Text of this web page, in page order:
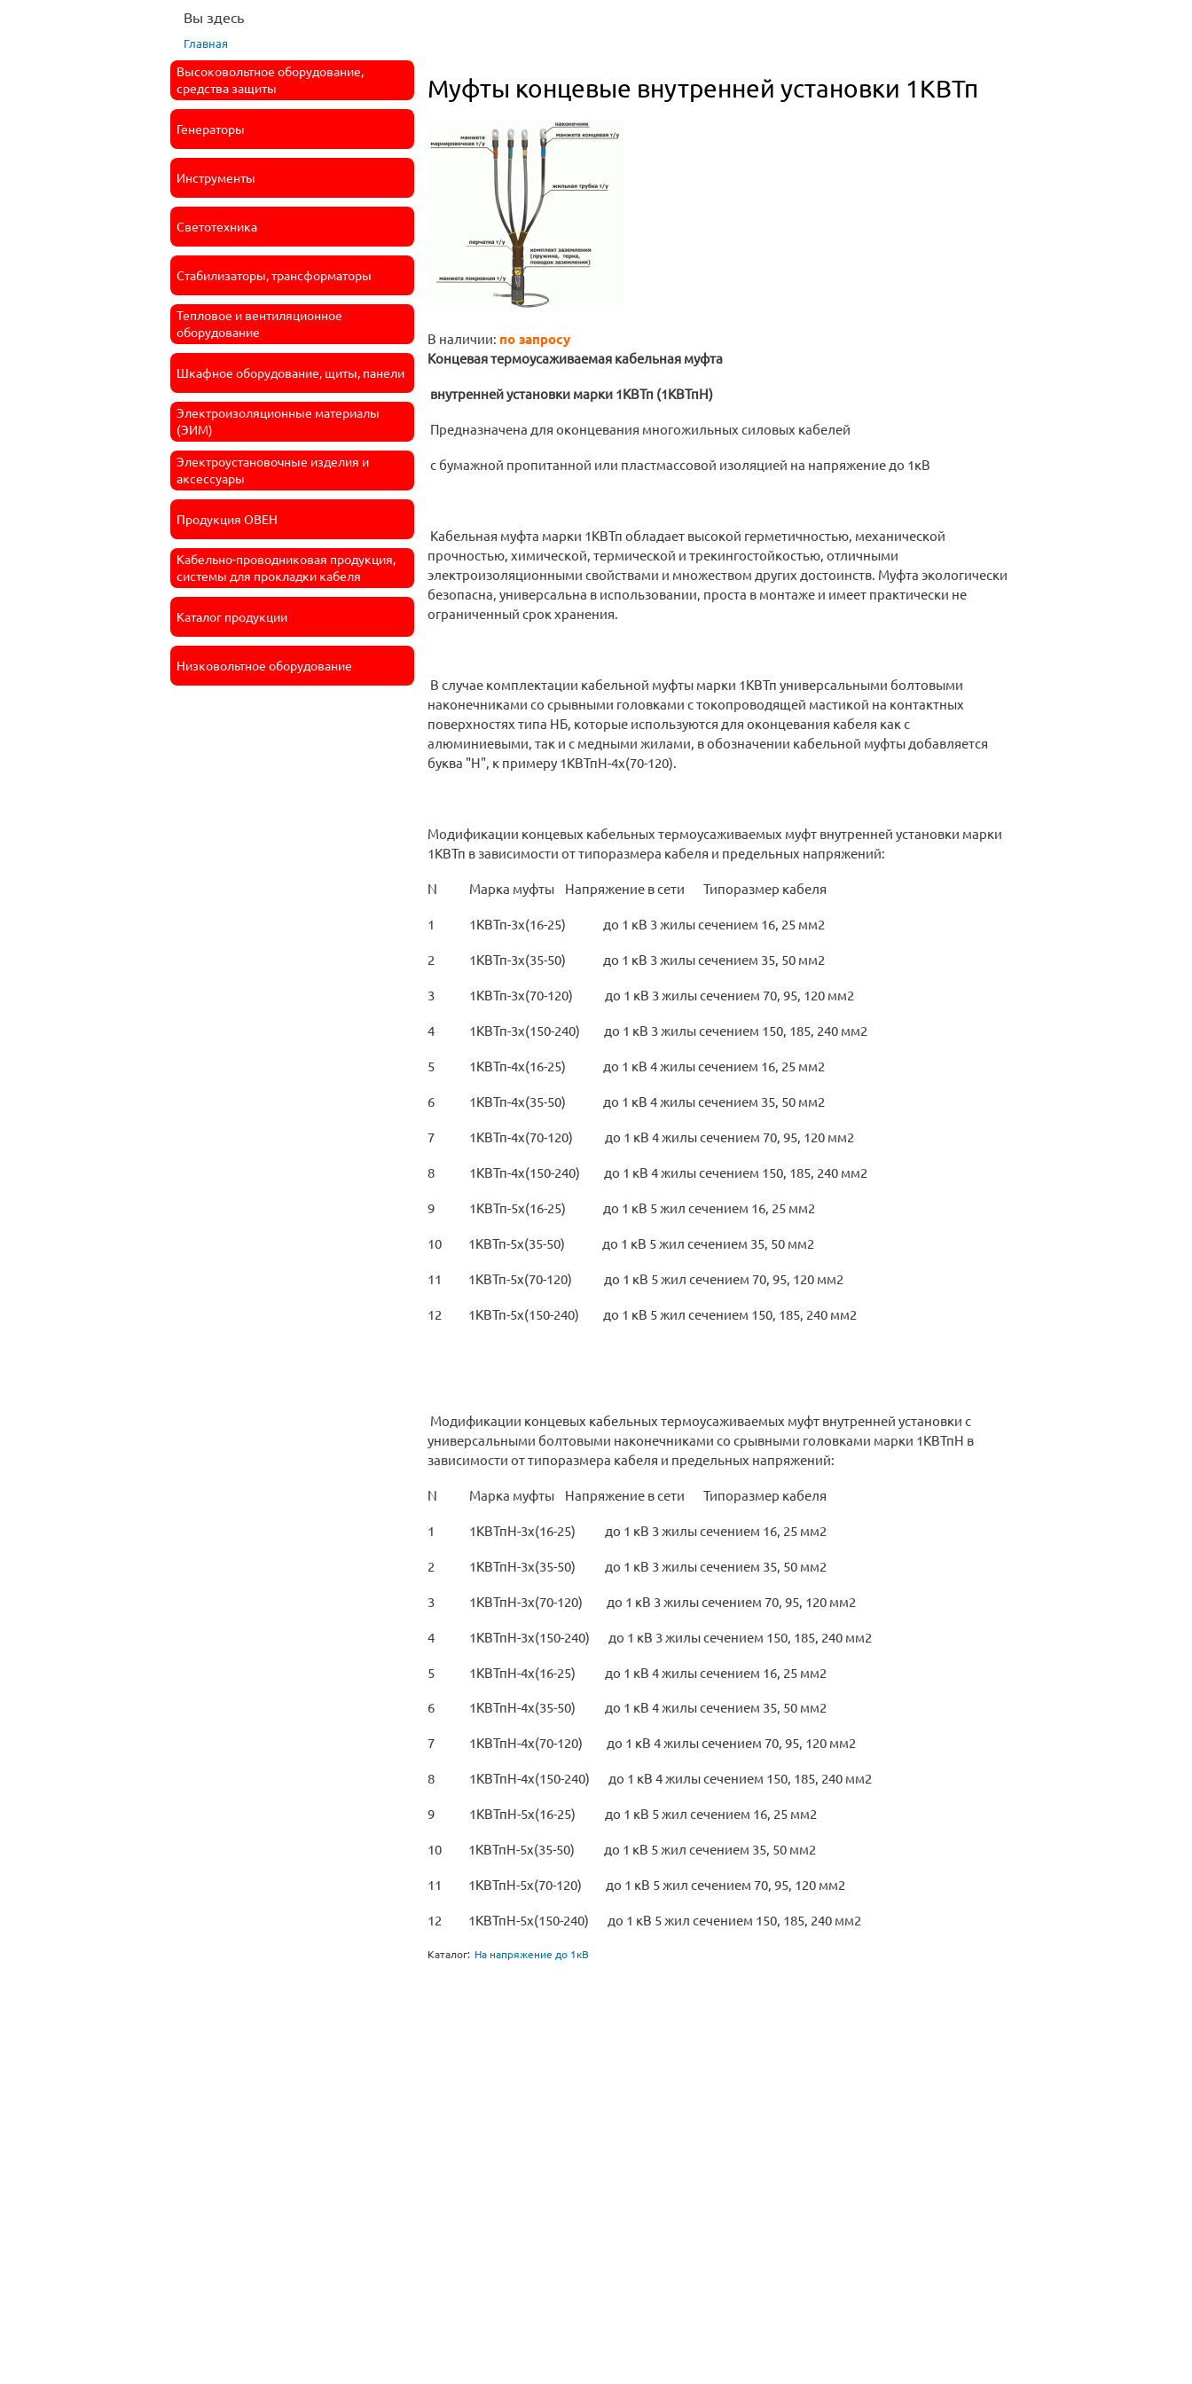
Вы здесь
Главная
Высоковольтное оборудование,
средства защиты
Генераторы
Инструменты
Светотехника
Стабилизаторы, трансформаторы
Тепловое и вентиляционное
оборудование
Шкафное оборудование, щиты, панели
Электроизоляционные материалы
(ЭИМ)
Электроустановочные изделия и
аксессуары
Продукция ОВЕН
Кабельно-проводниковая продукция,
системы для прокладки кабеля
Каталог продукции
Низковольтное оборудование
Муфты концевые внутренней установки 1КВТп
В наличии: по запросу
Концевая термоусаживаемая кабельная муфта
внутренней установки марки 1КВТп (1КВТпН)
Предназначена для оконцевания многожильных силовых кабелей
с бумажной пропитанной или пластмассовой изоляцией на напряжение до 1кВ
Кабельная муфта марки 1КВТп обладает высокой герметичностью, механической
прочностью, химической, термической и трекингостойкостью, отличными
электроизоляционными свойствами и множеством других достоинств. Муфта экологически
безопасна, универсальна в использовании, проста в монтаже и имеет практически не
ограниченный срок хранения.
В случае комплектации кабельной муфты марки 1КВТп универсальными болтовыми
наконечниками со срывными головками с токопроводящей мастикой на контактных
поверхностях типа НБ, которые используются для оконцевания кабеля как с
алюминиевыми, так и с медными жилами, в обозначении кабельной муфты добавляется
буква "Н", к примеру 1КВТпН-4х(70-120).
Модификации концевых кабельных термоусаживаемых муфт внутренней установки марки
1КВТп в зависимости от типоразмера кабеля и предельных напряжений:
N Марка муфты Напряжение в сети Типоразмер кабеля
1 1КВТп-3х(16-25) до 1 кВ 3 жилы сечением 16, 25 мм2
2 1КВТп-3х(35-50) до 1 кВ 3 жилы сечением 35, 50 мм2
3 1КВТп-3х(70-120) до 1 кВ 3 жилы сечением 70, 95, 120 мм2
4 1КВТп-3х(150-240) до 1 кВ 3 жилы сечением 150, 185, 240 мм2
5 1КВТп-4х(16-25) до 1 кВ 4 жилы сечением 16, 25 мм2
6 1КВТп-4х(35-50) до 1 кВ 4 жилы сечением 35, 50 мм2
7 1КВТп-4х(70-120) до 1 кВ 4 жилы сечением 70, 95, 120 мм2
8 1КВТп-4х(150-240) до 1 кВ 4 жилы сечением 150, 185, 240 мм2
9 1КВТп-5х(16-25) до 1 кВ 5 жил сечением 16, 25 мм2
10 1КВТп-5х(35-50) до 1 кВ 5 жил сечением 35, 50 мм2
11 1КВТп-5х(70-120) до 1 кВ 5 жил сечением 70, 95, 120 мм2
12 1КВТп-5х(150-240) до 1 кВ 5 жил сечением 150, 185, 240 мм2
Модификации концевых кабельных термоусаживаемых муфт внутренней установки с
универсальными болтовыми наконечниками со срывными головками марки 1КВТпН в
зависимости от типоразмера кабеля и предельных напряжений:
N Марка муфты Напряжение в сети Типоразмер кабеля
1 1КВТпН-3х(16-25) до 1 кВ 3 жилы сечением 16, 25 мм2
2 1КВТпН-3х(35-50) до 1 кВ 3 жилы сечением 35, 50 мм2
3 1КВТпН-3х(70-120) до 1 кВ 3 жилы сечением 70, 95, 120 мм2
4 1КВТпН-3х(150-240) до 1 кВ 3 жилы сечением 150, 185, 240 мм2
5 1КВТпН-4х(16-25) до 1 кВ 4 жилы сечением 16, 25 мм2
6 1КВТпН-4х(35-50) до 1 кВ 4 жилы сечением 35, 50 мм2
7 1КВТпН-4х(70-120) до 1 кВ 4 жилы сечением 70, 95, 120 мм2
8 1КВТпН-4х(150-240) до 1 кВ 4 жилы сечением 150, 185, 240 мм2
9 1КВТпН-5х(16-25) до 1 кВ 5 жил сечением 16, 25 мм2
10 1КВТпН-5х(35-50) до 1 кВ 5 жил сечением 35, 50 мм2
11 1КВТпН-5х(70-120) до 1 кВ 5 жил сечением 70, 95, 120 мм2
12 1КВТпН-5х(150-240) до 1 кВ 5 жил сечением 150, 185, 240 мм2
Каталог: На напряжение до 1кВ